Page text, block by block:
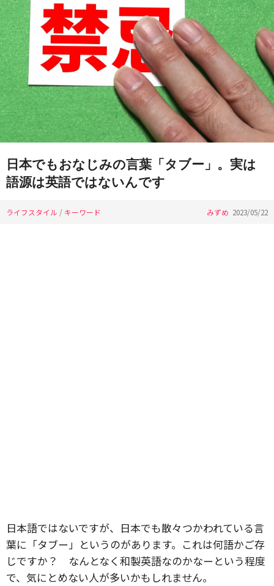
日本でもおなじみの言葉「タブー」。実は
語源は英語ではないんです
ライフスタイル / キーワード みずめ 2023/05/22
日本語ではないですが、日本でも散々つかわれている言
葉に「タブー」というのがあります。 これは何語かご存
じですか？ なんとなく和製英語なのかなーという程度
で、気にとめない人が多いかもしれません。